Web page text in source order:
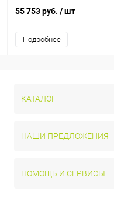
55 753 руб. / шт
Подробнее
КАТАЛОГ
НАШИ ПРЕДЛОЖЕНИЯ
ПОМОЩЬ И СЕРВИСЫ